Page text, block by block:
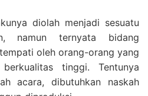
diolah menjadi sesuatu
namun ternyata bidang
oleh orang-orang yang
tinggi. Tentunya
acara, dibutuhkan naskah